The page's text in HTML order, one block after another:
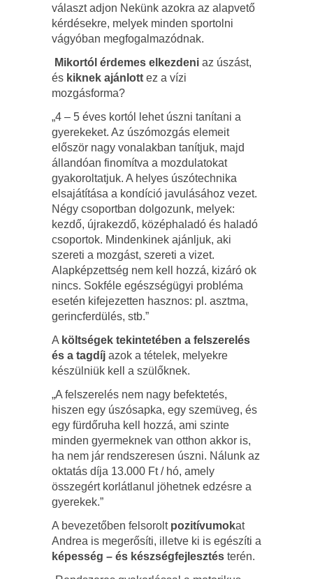
választ adjon Nekünk azokra az alapvető
kérdésekre, melyek minden sportolni
vágyóban megfogalmazódnak.
Mikortól érdemes elkezdeni az úszást,
és kiknek ajánlott ez a vízi
mozgásforma?
„4 – 5 éves kortól lehet úszni tanítani a
gyerekeket. Az úszómozgás elemeit
először nagy vonalakban tanítjuk, majd
állandóan finomítva a mozdulatokat
gyakoroltatjuk. A helyes úszótechnika
elsajátítása a kondíció javulásához vezet.
Négy csoportban dolgozunk, melyek:
kezdő, újrakezdő, középhaladó és haladó
csoportok. Mindenkinek ajánljuk, aki
szereti a mozgást, szereti a vizet.
Alapképzettség nem kell hozzá, kizáró ok
nincs. Sokféle egészségügyi probléma
esetén kifejezetten hasznos: pl. asztma,
gerincferdülés, stb.”
A költségek tekintetében a felszerelés
és a tagdíj azok a tételek, melyekre
készülniük kell a szülőknek.
„A felszerelés nem nagy befektetés,
hiszen egy úszósapka, egy szemüveg, és
egy fürdőruha kell hozzá, ami szinte
minden gyermeknek van otthon akkor is,
ha nem jár rendszeresen úszni. Nálunk az
oktatás díja 13.000 Ft / hó, amely
összegért korlátlanul jöhetnek edzésre a
gyerekek.”
A bevezetőben felsorolt pozitívumokat
Andrea is megerősíti, illetve ki is egészíti a
képesség – és készségfejlesztés terén.